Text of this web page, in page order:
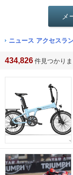
メ
ニュース アクセスラ
434,826 件見つかり